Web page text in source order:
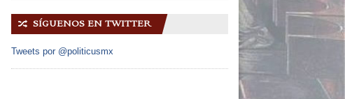
🔀 SÍGUENOS EN TWITTER
Tweets por @politicusmx